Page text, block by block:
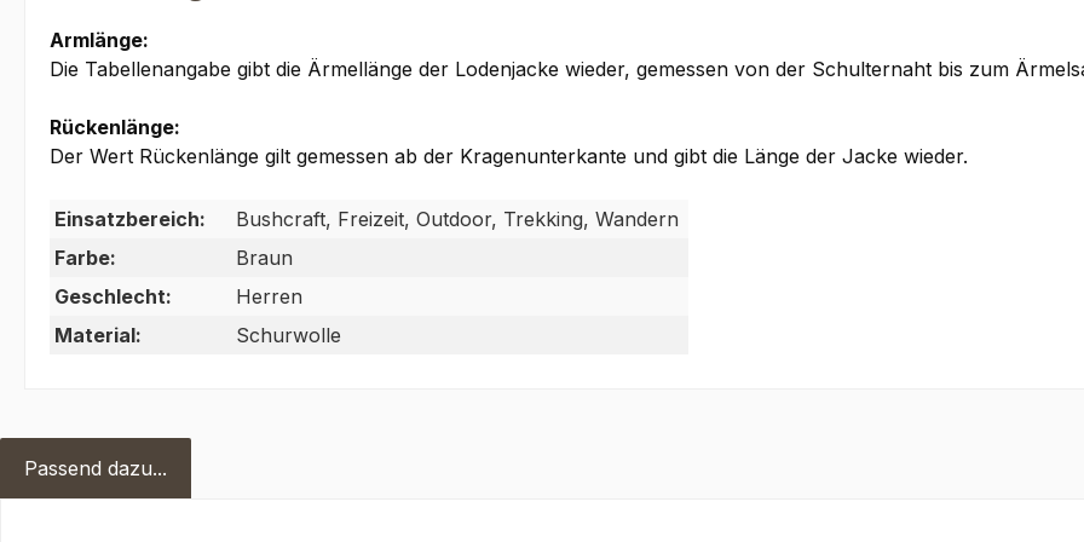
Armlänge:
Die Tabellenangabe gibt die Ärmellänge der Lodenjacke wieder, gemessen von der Schulternaht bis zum
Rückenlänge:
Der Wert Rückenlänge gilt gemessen ab der Kragenunterkante und gibt die Länge der Jacke wieder.
Einsatzbereich:
Bushcraft, Freizeit, Outdoor, Trekking, Wandern
Farbe:
Braun
Geschlecht:
Herren
Material:
Schurwolle
Passend dazu...